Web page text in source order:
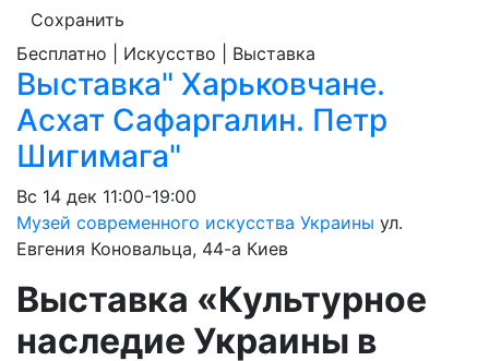
Сохранить
Бесплатно | Искусство | Выставка
Выставка" Харьковчане.
Асхат Сафаргалин. Петр
Шигимага"
Вс 14 дек 11:00-19:00
Музей современного искусства Украины ул.
Евгения Коновальца, 44-а Киев
Выставка «Культурное
наследие Украины в